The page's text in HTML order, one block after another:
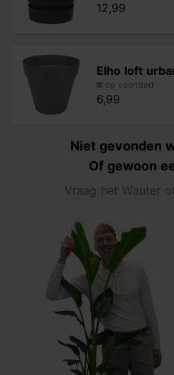
12,99
Elho loft
op voorraad
6,99
Niet gevonden
Of gewoon
Vraag het Wouter